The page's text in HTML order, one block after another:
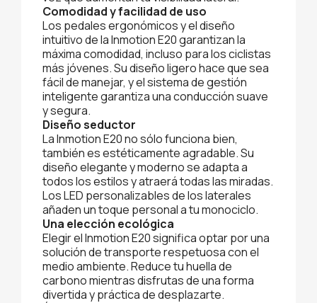
Comodidad y facilidad de uso
Los pedales ergonómicos y el diseño
intuitivo de la Inmotion E20 garantizan la
máxima comodidad, incluso para los ciclistas
más jóvenes. Su diseño ligero hace que sea
fácil de manejar, y el sistema de gestión
inteligente garantiza una conducción suave
y segura.
Diseño seductor
La Inmotion E20 no sólo funciona bien,
también es estéticamente agradable. Su
diseño elegante y moderno se adapta a
todos los estilos y atraerá todas las miradas.
Los LED personalizables de los laterales
añaden un toque personal a tu monociclo.
Una elección ecológica
Elegir el Inmotion E20 significa optar por una
solución de transporte respetuosa con el
medio ambiente. Reduce tu huella de
carbono mientras disfrutas de una forma
divertida y práctica de desplazarte.